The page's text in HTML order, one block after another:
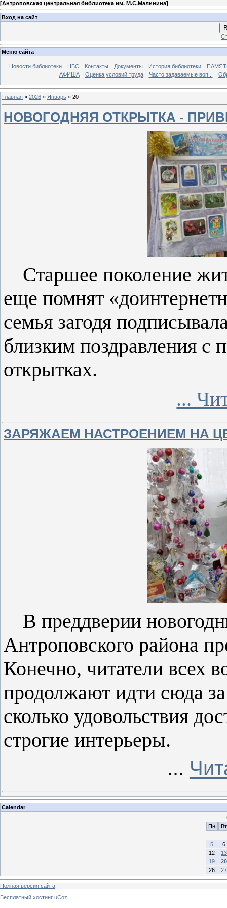
[Антроповская центральная библиотека им. М.С.Малинина]
Вход на сайт
Меню сайта
Новости библиотеки ЦБС Контакты Документы История библиотеки
АФИША
Оценка условий труда Часто задаваемые воп...
Главная » 2026 » Январь » 20
НОВОГОДНЯЯ ОТКРЫТКА -
Старшее поколение
еще помнят
семья загодя
близким поздравления с
открытках.
...
ЗАРЯЖАЕМ НАСТРОЕНИЕМ НА
В преддверии
Антроповского района
Конечно, читатели всех
продолжают идти сюда
сколько удовольствия
строгие интерьеры.
...
Calendar
Пн
Вт
5
6
12
13
19
20
26
27
Полная версия сайта
Бесплатный хостинг uCoz